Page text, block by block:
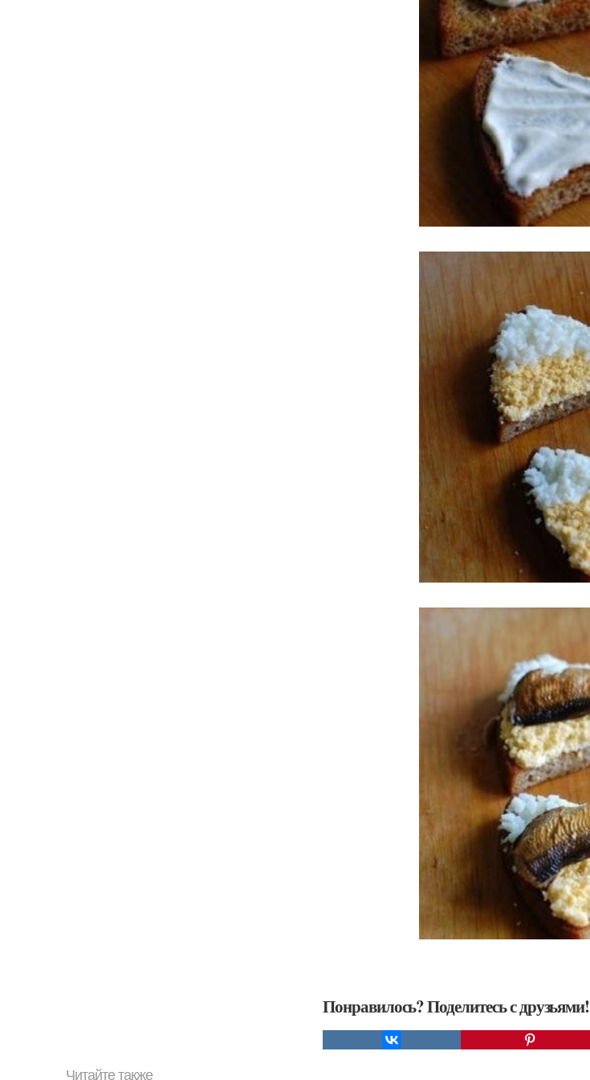
Понравилось? Поделитесь с друзьями!
Читайте также